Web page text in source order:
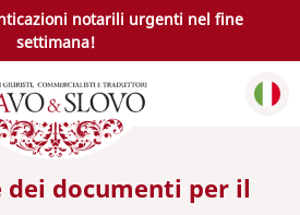
notarili urgenti nel fine
settimana!
dei documenti per il